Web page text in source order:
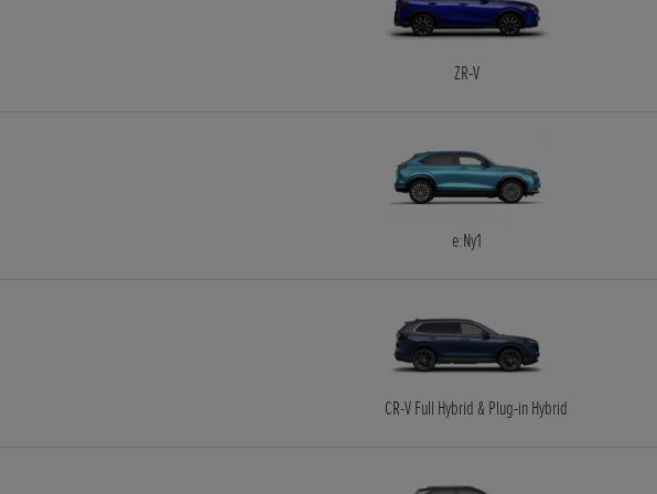
ZR-V
e:Ny1
CR-V Full Hybrid & Plug-in Hybrid